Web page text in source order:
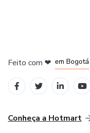
Feito com ❤ em Bogotá
Conheça a Hotmart